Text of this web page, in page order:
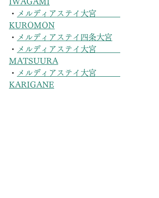
・
メルディアステイ大宮
KUROMON
・
メルディアステイ四条大宮
・
メルディアステイ大宮
MATSUURA
・
メルディアステイ大宮
KARIGANE